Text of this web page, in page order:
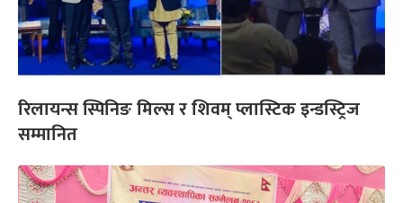
रिलायन्स स्पिनिङ मिल्स र शिवम् प्लास्टिक इन्डस्ट्रिज
सम्मानित